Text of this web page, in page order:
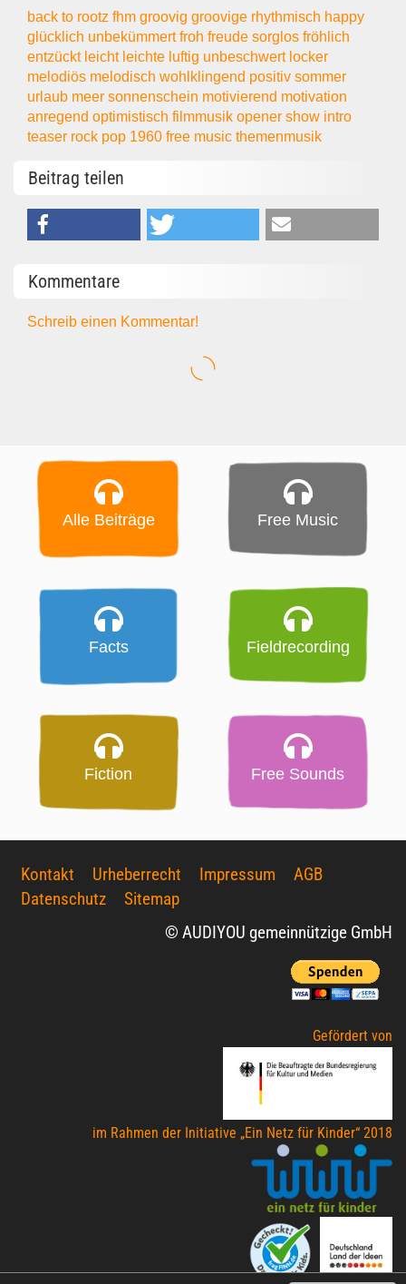
back to rootzfhmgrooviggroovige rhythmisch happy
glücklich unbekümmertfrohfreudesorglosfröhlich
entzückt leicht leichte luftig unbeschwert locker
melodiös melodischwohlklingend positivsommer
urlaub meersonnenschein motivierend motivation
anregendoptimistischfilmmusikopenershow intro
teaser rock pop 1960free musicthemenmusik
Beitrag teilen
Kommentare
Schreib einen Kommentar!
Alle Beiträge Free Music
Facts Fieldrecording
Fiction Free Sounds
Kontakt Urheberrecht Impressum
AGB
Datenschutz
Sitemap
© AUDIYOU gemeinnützige GmbH
Gefördert von
im Rahmen der Initiative „Ein Netz für Kinder“ 2018